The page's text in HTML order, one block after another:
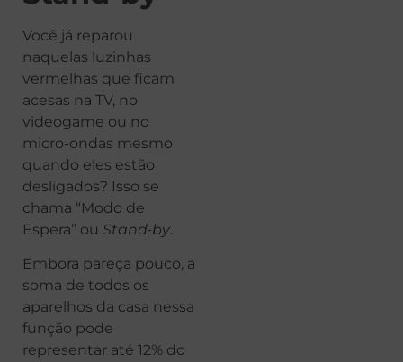
Você já reparou
naquelas luzinhas
vermelhas que ficam
acesas na TV, no
videogame ou no
micro-ondas mesmo
quando eles estão
desligados? Isso se
chama “Modo de
Espera” ou Stand-by.
Embora pareça pouco, a
soma de todos os
aparelhos da casa nessa
função pode
representar até 12% do